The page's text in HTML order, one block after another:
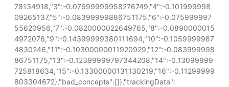
78134918,"3":-0.07699999958276749,"4":-0.101999998
09265137,"5":-0.08399999886751175,"6":-0.075999997
55620956,"7":-0.0820000022649765,"8":-0.0890000015
4972076,"9":-0.14399999380111694,"10":-0.1059999987
4830246,"11":-0.10300000011920929,"12":-0.083999998
86751175,"13":-0.12399999797344208,"14":-0.13099999
725818634,"15":-0.13300000131130219,"16":-0.11299999
803304672},"bad_concepts":[]},"trackingData":